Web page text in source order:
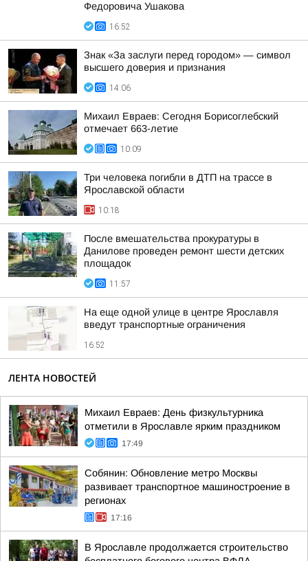
Федоровича Ушакова
16:52
Знак «За заслуги перед городом» — символ
высшего доверия и признания
14:06
Михаил Евраев: Сегодня Борисоглебский
отмечает 663-летие
10:09
Три человека погибли в ДТП на трассе в
Ярославской области
10:18
После вмешательства прокуратуры в
Данилове проведен ремонт шести детских
площадок
11:57
На еще одной улице в центре Ярославля
введут транспортные ограничения
16:52
ЛЕНТА НОВОСТЕЙ
Михаил Евраев: День физкультурника
отметили в Ярославле ярким праздником
17:49
Собянин: Обновление метро Москвы
развивает транспортное машиностроение в
регионах
17:16
В Ярославле продолжается строительство